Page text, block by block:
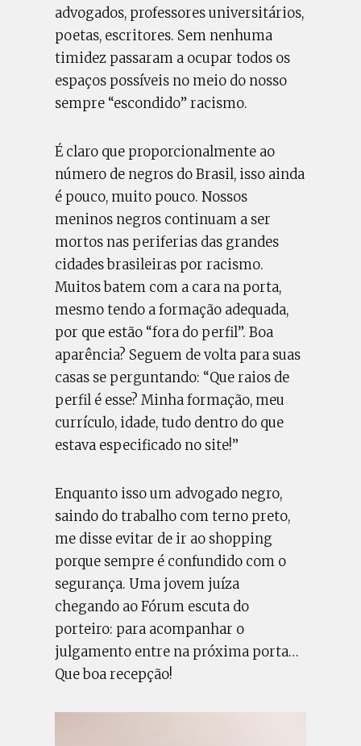
advogados, professores universitários,
poetas, escritores. Sem nenhuma
timidez passaram a ocupar todos os
espaços possíveis no meio do nosso
sempre “escondido” racismo.
É claro que proporcionalmente ao
número de negros do Brasil, isso ainda
é pouco, muito pouco. Nossos
meninos negros continuam a ser
mortos nas periferias das grandes
cidades brasileiras por racismo.
Muitos batem com a cara na porta,
mesmo tendo a formação adequada,
por que estão “fora do perfil”. Boa
aparência? Seguem de volta para suas
casas se perguntando: “Que raios de
perfil é esse? Minha formação, meu
currículo, idade, tudo dentro do que
estava especificado no site!”
Enquanto isso um advogado negro,
saindo do trabalho com terno preto,
me disse evitar de ir ao shopping
porque sempre é confundido com o
segurança. Uma jovem juíza
chegando ao Fórum escuta do
porteiro: para acompanhar o
julgamento entre na próxima porta…
Que boa recepção!